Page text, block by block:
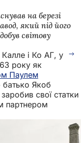
на березі
який під його
світову
Калле і Ко АГ, у
року як
Паулем
батько Якоб
свої статки
партнером